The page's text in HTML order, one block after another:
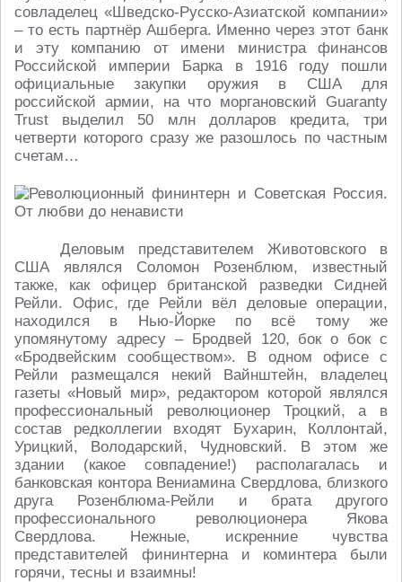
совладелец «Шведско-Русско-Азиатской компании»
– то есть партнёр Ашберга. Именно через этот банк
и эту компанию от имени министра финансов
Российской империи Барка в 1916 году пошли
официальные закупки оружия в США для
российской армии, на что моргановский Guaranty
Trust выделил 50 млн долларов кредита, три
четверти которого сразу же разошлось по частным
счетам…
Деловым представителем Животовского в
США являлся Соломон Розенблюм, известный
также, как офицер британской разведки Сидней
Рейли. Офис, где Рейли вёл деловые операции,
находился в Нью-Йорке по всё тому же
упомянутому адресу – Бродвей 120, бок о бок с
«Бродвейским сообществом». В одном офисе с
Рейли размещался некий Вайнштейн, владелец
газеты «Новый мир», редактором которой являлся
профессиональный революционер Троцкий, а в
состав редколлегии входят Бухарин, Коллонтай,
Урицкий, Володарский, Чудновский. В этом же
здании (какое совпадение!) располагалась и
банковская контора Вениамина Свердлова, близкого
друга Розенблюма-Рейли и брата другого
профессионального революционера Якова
Свердлова. Нежные, искренние чувства
представителей фининтерна и коминтера были
горячи, тесны и взаимны!